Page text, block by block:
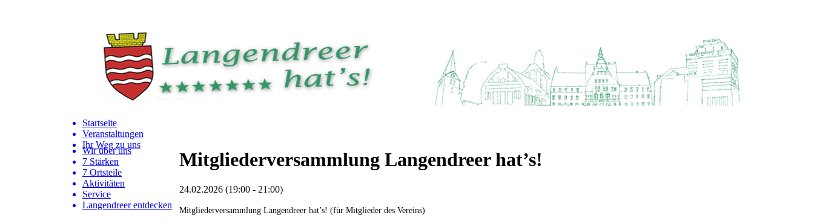
Startseite
Veranstaltungen
Ihr Weg zu uns
Wir über uns
7 Stärken
7 Ortsteile
Aktivitäten
Service
Langendreer entdecken
Mitgliederversammlung Langendreer hat’s!
24.02.2026 (19:00 - 21:00)
Mitgliederversammlung Langendreer hat’s! (für Mitglieder des Vereins)